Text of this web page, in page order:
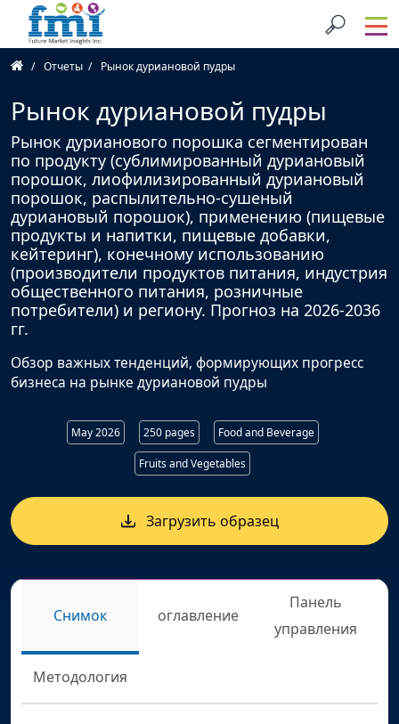
Отчеты Рынок дуриановой пудры
Рынок дуриановой пудры
Рынок дурианового порошка сегментирован
по продукту (сублимированный дуриановый
порошок, лиофилизированный дуриановый
порошок, распылительно-сушеный
дуриановый порошок), применению (пищевые
продукты и напитки, пищевые добавки,
кейтеринг), конечному использованию
(производители продуктов питания, индустрия
общественного питания, розничные
потребители) и региону. Прогноз на 2026-2036
гг.
Обзор важных тенденций, формирующих прогресс
бизнеса на рынке дуриановой пудры
May 2026 250 pages Food and Beverage
Fruits and Vegetables
Загрузить образец
Снимок оглавление
Панель
управления
Методология